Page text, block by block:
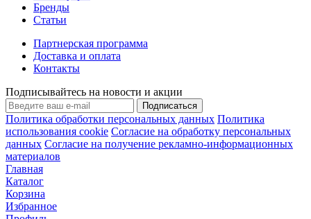
Бренды
Статьи
Партнерская программа
Доставка и оплата
Контакты
Подписывайтесь на новости и акции
Подписаться
Политика обработки персональных данных Политика
использования cookie Согласие на обработку персональных
данных Согласие на получение рекламно-информационных
материалов
Главная
Каталог
Корзина
Избранное